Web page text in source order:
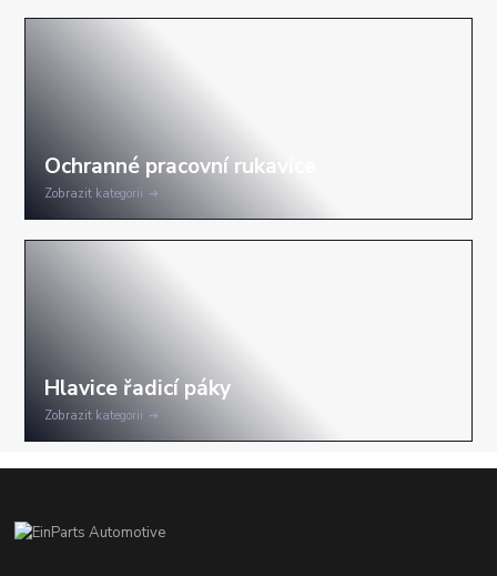
Zobrazit kategorii
Zobrazit kategorii